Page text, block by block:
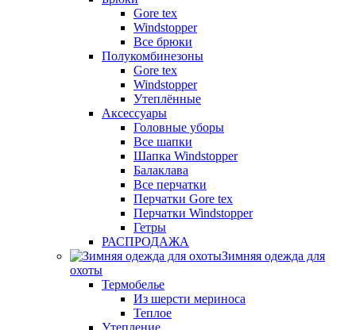
Gore tex
Windstopper
Все брюки
Полукомбинезоны
Gore tex
Windstopper
Утеплённые
Аксессуары
Головные уборы
Все шапки
Шапка Windstopper
Балаклава
Все перчатки
Перчатки Gore tex
Перчатки Windstopper
Гетры
РАСПРОДАЖА
Зимняя одежда для
охоты
Термобелье
Из шерсти мериноса
Теплое
Утепление